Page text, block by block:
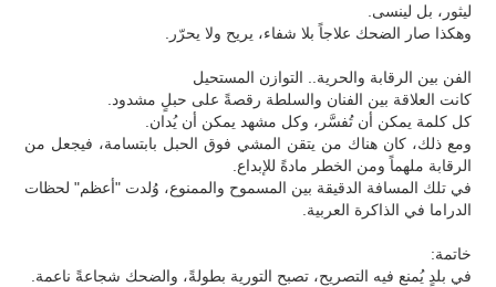
ليثور، بل لينسى.
وهكذا صار الضحك علاجاً بلا شفاء، يريح ولا يحرّر.
الفن بين الرقابة والحرية.. التوازن المستحيل
كانت العلاقة بين الفنان والسلطة رقصةً على حبلٍ مشدود.
كل كلمة يمكن أن تُفسَّر، وكل مشهد يمكن أن يُدان.
ومع ذلك، كان هناك من يتقن المشي فوق الحبل بابتسامة، فيجعل من
الرقابة ملهماً ومن الخطر مادةً للإبداع.
في تلك المسافة الدقيقة بين المسموح والممنوع، وُلدت "أعظم" لحظات
الدراما في الذاكرة العربية.
خاتمة:
في بلدٍ يُمنع فيه التصريح، تصبح التورية بطولةً، والضحك شجاعةً ناعمة.